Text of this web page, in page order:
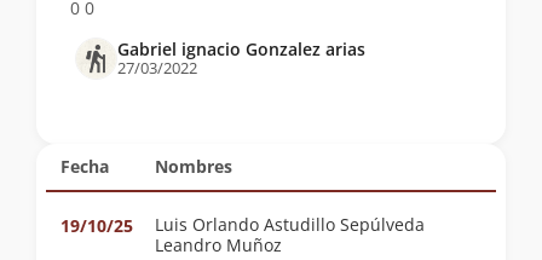
Fecha Nombres
19/10/25
Luis Orlando Astudillo Sepúlveda
Leandro Muñoz
0 0
Gabriel ignacio Gonzalez arias
27/03/2022